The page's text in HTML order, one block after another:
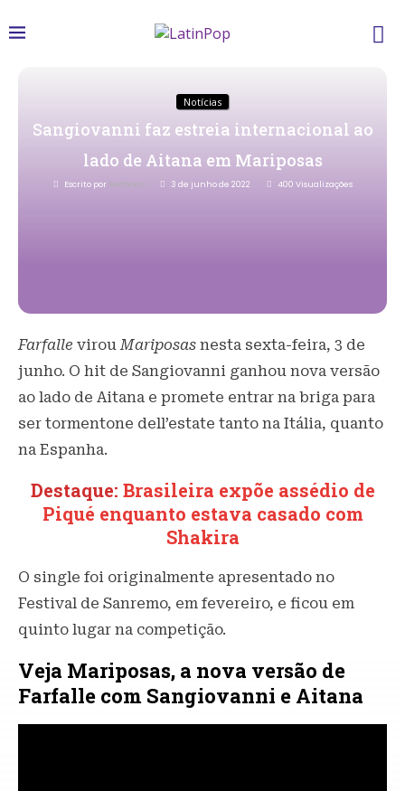
Notícias
Sangiovanni faz estreia internacional ao
lado de Aitana em Mariposas
Escrito por Redacao 3 de junho de 2022 400 Visualizações
Farfalle virouMariposas nesta sexta-feira, 3 de
junho. O hit de Sangiovanni ganhou nova versão
ao lado de Aitana e promete entrar na briga para
ser tormentone dell’estate tanto na Itália, quanto
na Espanha.
Destaque: Brasileira expõe assédio de
Piqué enquanto estava casado com
Shakira
O single foi originalmente apresentado no
Festival de Sanremo, em fevereiro, e ficou em
quinto lugar na competição.
Veja Mariposas, a nova versão de
Farfalle com Sangiovanni e Aitana